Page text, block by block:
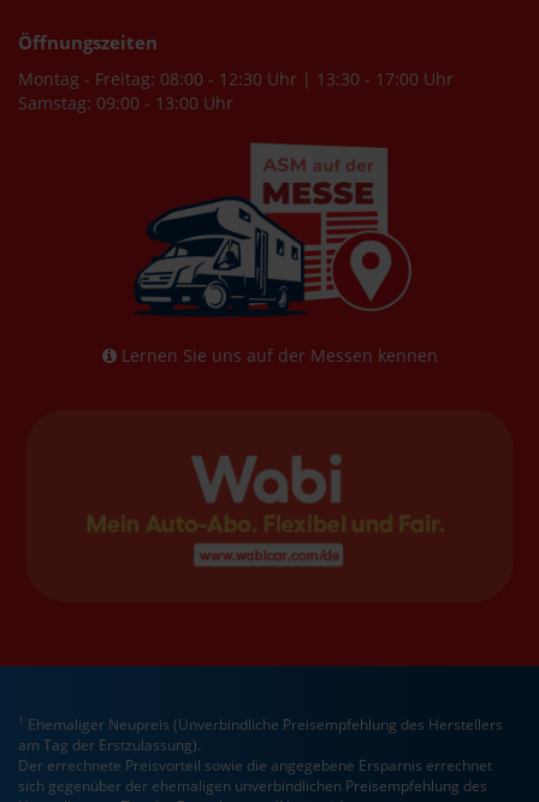
Öffnungszeiten
Montag - Freitag: 08:00 - 12:30 Uhr | 13:30 - 17:00 Uhr
Samstag: 09:00 - 13:00 Uhr
Lernen Sie uns auf der Messen kennen
1 Ehemaliger Neupreis (Unverbindliche Preisempfehlung des Herstellers
am Tag der Erstzulassung).
Der errechnete Preisvorteil sowie die angegebene Ersparnis errechnet
sich gegenüber der ehemaligen unverbindlichen Preisempfehlung des